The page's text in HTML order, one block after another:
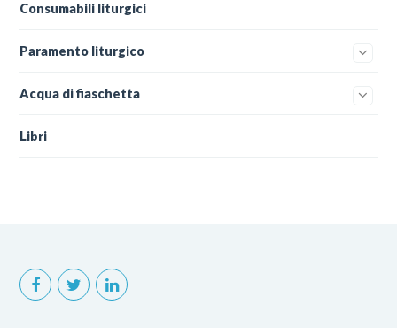
Consumabili liturgici
Paramento liturgico
Acqua di fiaschetta
Libri